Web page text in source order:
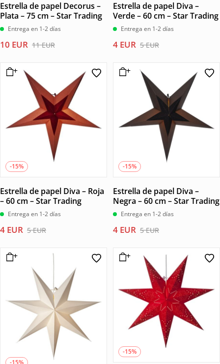
Estrella de papel Decorus –
Plata – 75 cm – Star Trading
Entrega en 1-2 días
11EUR
El
original
era:
10 EUR
El
actual
es:
Estrella de papel Diva –
Verde – 60 cm – Star Trading
Entrega en 1-2 días
5EUR
El
original
era:
4 EUR
El
actual
es:
-15%
Estrella de papel Diva – Roja
– 60 cm – Star Trading
Entrega en 1-2 días
5EUR
El
original
era:
4 EUR
El
actual
es:
-15%
Estrella de papel Diva –
Negra – 60 cm – Star Trading
Entrega en 1-2 días
5EUR
El
original
era:
4 EUR
El
actual
es:
-15%
-15%